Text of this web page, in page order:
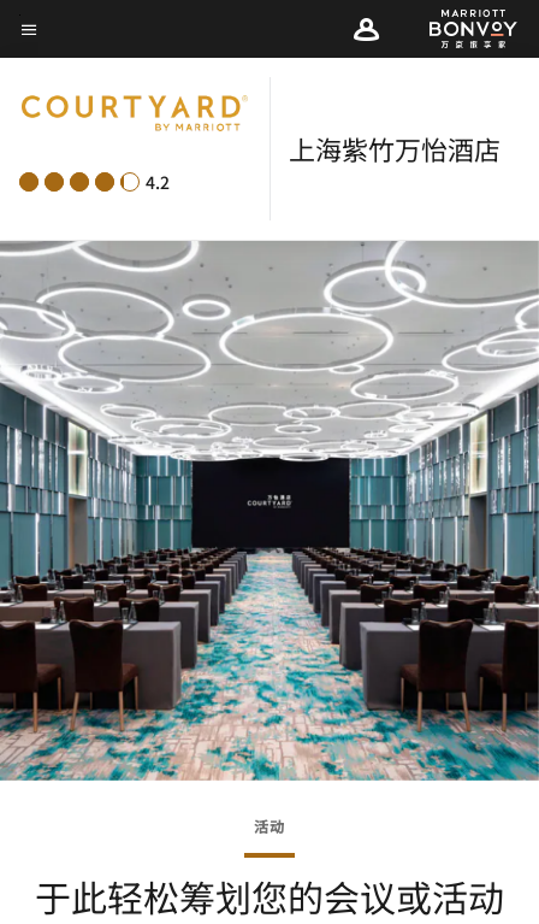
Skip
to
content
菜单文本
4.2
上海紫竹万怡酒店
活动
于此轻松筹划您的会议或活动